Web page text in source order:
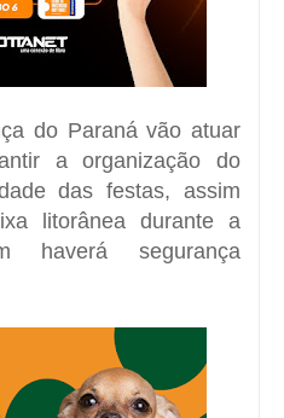
do Paraná vão atuar
a organização do
das festas, assim
litorânea durante a
haverá segurança